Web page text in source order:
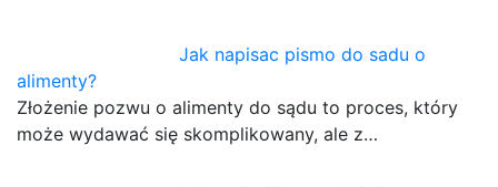
Jak napisac pismo do sadu o
alimenty?
Złożenie pozwu o alimenty do sądu to proces, który
może wydawać się skomplikowany, ale z…